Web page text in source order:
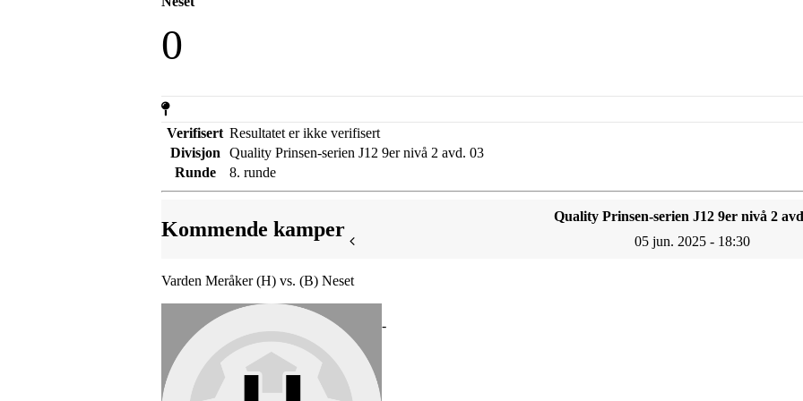
0
Verifisert Resultatet er ikke verifisert
Divisjon
Quality Prinsen-serien J12 9er nivå 2 avd. 03
Runde
8. runde
Kommende kamper
Quality Prinsen-serien J12 9er nivå 2
05 jun. 2025 - 18:30
Varden Meråker (H) vs. (B) Neset
-